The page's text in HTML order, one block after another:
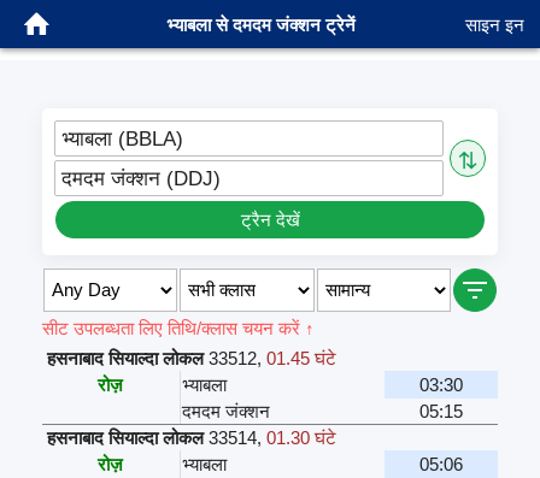
भ्याबला से दमदम जंक्शन ट्रेनें साइन इन
भ्याबला (BBLA)
⇅
दमदम जंक्शन (DDJ)
ट्रैन देखें
सीट उपलब्धता लिए तिथि/क्लास चयन करें ↑
हसनाबाद सियाल्दा लोकल 33512, 01.45 घंटे
रोज़
भ्याबला
03:30
दमदम जंक्शन
05:15
हसनाबाद सियाल्दा लोकल 33514, 01.30 घंटे
रोज़
भ्याबला
05:06